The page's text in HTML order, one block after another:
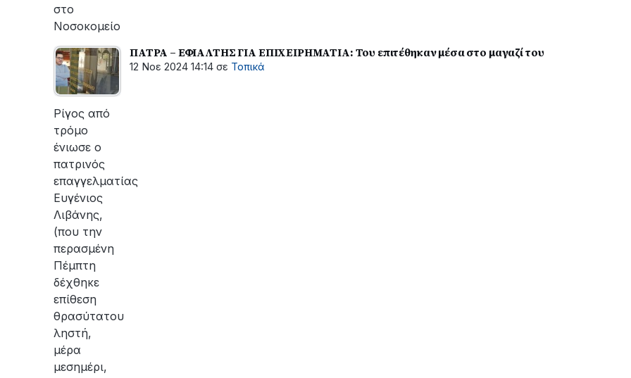
στο
Νοσοκομείο
ΠΑΤΡΑ – ΕΦΙΑΛΤΗΣ ΓΙΑ ΕΠΙΧΕΙΡΗΜΑΤΙΑ: Του επιτέθηκαν μέσα στο μαγαζί του
12 Νοε 2024 14:14 σε Τοπικά
Ρίγος από
τρόμο
ένιωσε o
πατρινός
επαγγελματίας
Ευγένιος
Λιβάνης,
(που την
περασμένη
Πέμπτη
δέχθηκε
επίθεση
θρασύτατου
ληστή,
μέρα
μεσημέρι,